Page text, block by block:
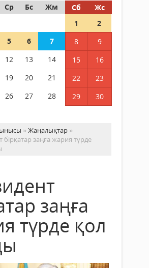
Ср Бс Жм Сб
Жс
1
2
5 6 7 8
9
12 13 14 15
16
19 20 21 22
23
26 27 28 29
30
»Жаңалықтар »
бірқатар заңға жария түрде
заңға
түрде қол